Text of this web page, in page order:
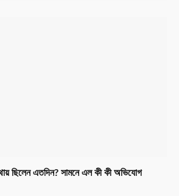
ছিলেন এতদিন? সামনে এল কী কী অভিযোগ